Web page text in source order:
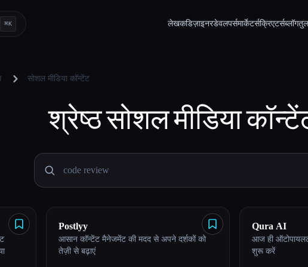
⌘K लेखकडिज़ाइनरडेवलपर्समार्केटर्सक्रिएटर्सब्लॉग
सोशल मीडिया कॉन्टेंट
श्रेष्ठसोशल मीडिया
Postlyy
आसान कॉन्टेंट मैनेजमेंट की मदद से अपने दर्शकों को
तेज़ी से बढ़ाएं
Qura AI
आज ही
शुरू करें